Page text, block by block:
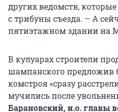
других ведомств,
с трибуны съезда. – А
пятиэтажном здании на
В кулуарах строители
шампанского предложив
комстроя «сразу
мучились после
Барановский, и.о. главы